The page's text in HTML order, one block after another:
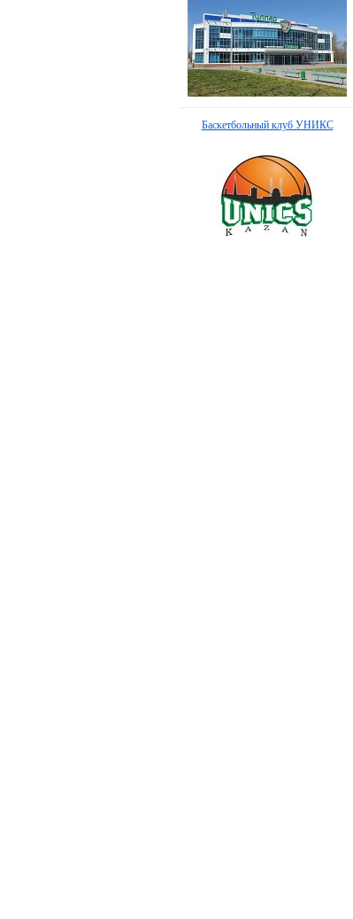
Баскетбольный клуб УНИКС